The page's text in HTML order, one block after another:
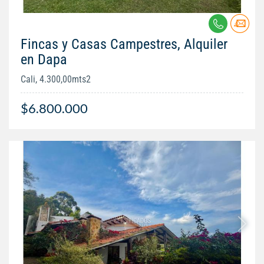
Fincas y Casas Campestres, Alquiler
en Dapa
Cali, 4.300,00mts2
$6.800.000